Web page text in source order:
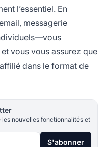
l’essentiel. En
messagerie
vous vous assurez que
dans le format de
nouvelles fonctionnalités et
S'abonner